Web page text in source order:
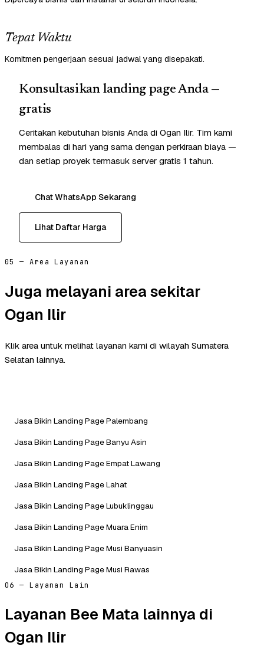
Tepat Waktu
Komitmen pengerjaan sesuai jadwal yang disepakati.
Konsultasikan landing page Anda —
gratis
Ceritakan kebutuhan bisnis Anda di Ogan Ilir. Tim kami
membalas di hari yang sama dengan perkiraan biaya —
dan setiap proyek termasuk server gratis 1 tahun.
Chat WhatsApp Sekarang
Lihat Daftar Harga
05 — Area Layanan
Juga melayani area sekitar
Ogan Ilir
Klik area untuk melihat layanan kami di wilayah Sumatera
Selatan lainnya.
Jasa Bikin Landing Page Palembang
Jasa Bikin Landing Page Banyu Asin
Jasa Bikin Landing Page Empat Lawang
Jasa Bikin Landing Page Lahat
Jasa Bikin Landing Page Lubuklinggau
Jasa Bikin Landing Page Muara Enim
Jasa Bikin Landing Page Musi Banyuasin
Jasa Bikin Landing Page Musi Rawas
06 — Layanan Lain
Layanan Bee Mata lainnya di
Ogan Ilir